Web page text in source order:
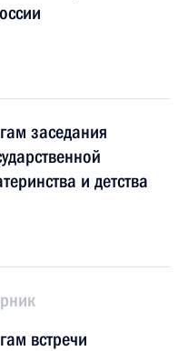
заседания
и детства
встречи